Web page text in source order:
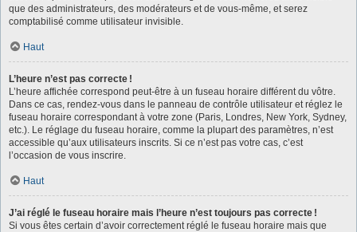
que des administrateurs, des modérateurs et de vous-même, et serez
comptabilisé comme utilisateur invisible.
Haut
L’heure n’est pas correcte !
L’heure affichée correspond peut-être à un fuseau horaire différent du vôtre.
Dans ce cas, rendez-vous dans le panneau de contrôle utilisateur et réglez le
fuseau horaire correspondant à votre zone (Paris, Londres, New York, Sydney,
etc.). Le réglage du fuseau horaire, comme la plupart des paramètres, n’est
accessible qu’aux utilisateurs inscrits. Si ce n’est pas votre cas, c’est
l’occasion de vous inscrire.
Haut
J’ai réglé le fuseau horaire mais l’heure n’est toujours pas correcte !
Si vous êtes certain d’avoir correctement réglé le fuseau horaire mais que